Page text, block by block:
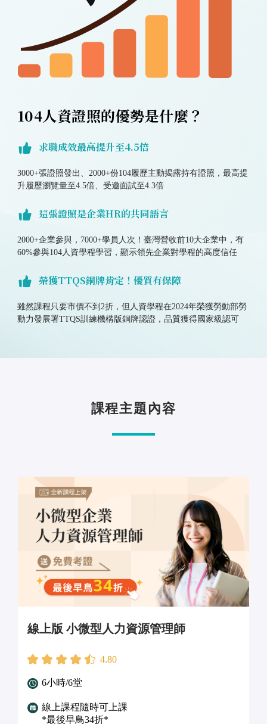
104人資證照的優勢是什麼？
求職成效最高提升至4.5倍
3000+張證照發出、2000+份104履歷主動揭露持有證照，最高提
升履歷瀏覽量至4.5倍、受邀面試至4.3倍
這張證照是企業HR的共同語言
2000+企業參與，7000+學員人次！臺灣營收前10大企業中，有
60%參與104人資學程學習，顯示領先企業對學程的高度信任
榮獲TTQS銅牌肯定！優質有保障​
雖然課程只要市價不到2折，但人資學程在2024年榮獲勞動部勞
動力發展署TTQS訓練機構版銅牌認證，品質獲得國家級認可
課程主題內容
線上版 小微型人力資源管理師
4.80
6小時/6堂
線上課程隨時可上課
*最後早鳥34折*